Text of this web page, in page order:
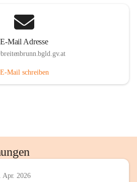
E-Mail Adresse
E-Mail schreiben
Apr. 2026